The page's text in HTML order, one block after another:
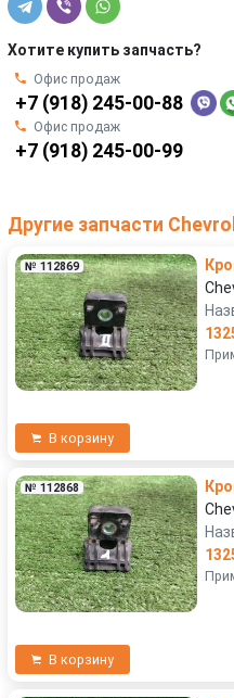
Хотите купить запчасть?
Офис продаж
+7 (918) 245-00-88
Офис продаж
+7 (918) 245-00-99
Другие запчасти
№ 112869
В корзину
№ 112868
В корзину